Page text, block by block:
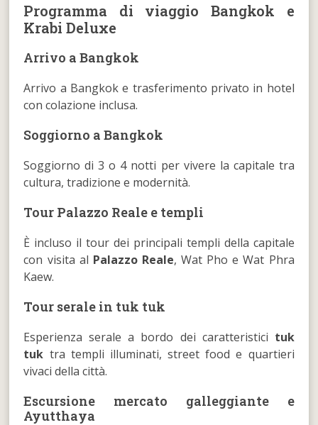
Programma di viaggio Bangkok e
Krabi Deluxe
Arrivo a Bangkok
Arrivo a Bangkok e trasferimento privato in hotel
con colazione inclusa.
Soggiorno a Bangkok
Soggiorno di 3 o 4 notti per vivere la capitale tra
cultura, tradizione e modernità.
Tour Palazzo Reale e templi
È incluso il tour dei principali templi della capitale
con visita al Palazzo Reale, Wat Pho e Wat Phra
Kaew.
Tour serale in tuk tuk
Esperienza serale a bordo dei caratteristici tuk
tuk tra templi illuminati, street food e quartieri
vivaci della città.
Escursione mercato galleggiante e
Ayutthaya